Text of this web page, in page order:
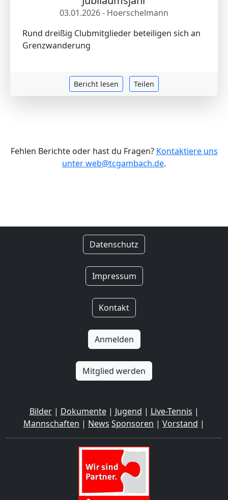
03.01.2026 - Hoerschelmann
Rund dreißig Clubmitglieder beteiligen sich an
Grenzwanderung
Bericht lesen Teilen
Fehlen Berichte oder hast du Fragen? Kontaktiere uns
unter web@tcgambach.de.
Datenschutz
Impressum
Kontakt
Anmelden
Mitglied werden
Bilder| Dokumente| Jugend | Live-Tennis |
Mannschaften | News Sponsoren | Vorstand |